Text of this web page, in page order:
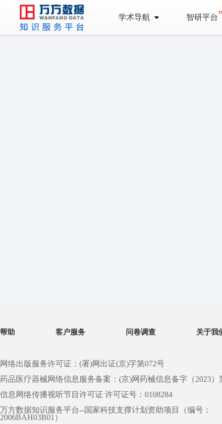
学术导航 智研平台
帮助 客户服务 问卷调查 关于我
网络出版服务许可证：(署)网出证(京)字第072号
药品医疗器械网络信息服务备案：(京)网药械信息备字（2023）
信息网络传播视听节目许可证 许可证号：0108284
万方数据知识服务平台--国家科技支撑计划资助项目（编号：
2006BAH03B01）